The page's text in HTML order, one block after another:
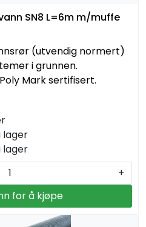
SN8 L=6m m/muffe
(utvendig normert)
i grunnen.
Mark sertifisert.
lager
lager
+
for å kjøpe